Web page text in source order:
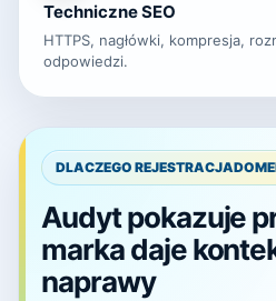
Techniczne SEO
HTTPS, nagłówki, kompresja,
odpowiedzi.
DLACZEGO
Audyt pokazuje
marka daje
naprawy